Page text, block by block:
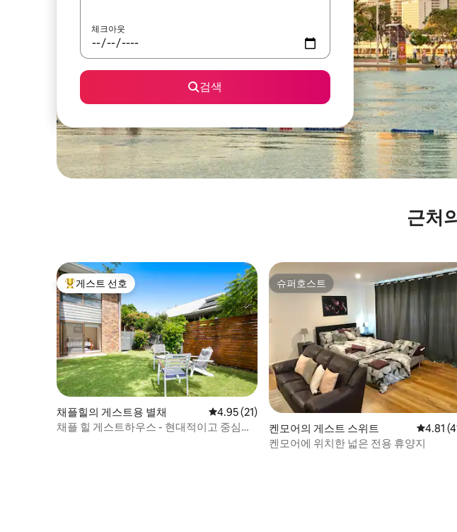
체크아웃
검색
근처
상위 게스트 선호
게스트 선호
채플힐의 게스트용 별채 평점 4.95점(5점 만점), 후기 21개
4.95 (21)
채플 힐 게스트하우스 - 현대적이고 중심에
슈퍼호스트
슈퍼호스트
켄모어의 게스트 스위트 평점
4.81
켄모어에 위치한 넓은 전용 휴양지